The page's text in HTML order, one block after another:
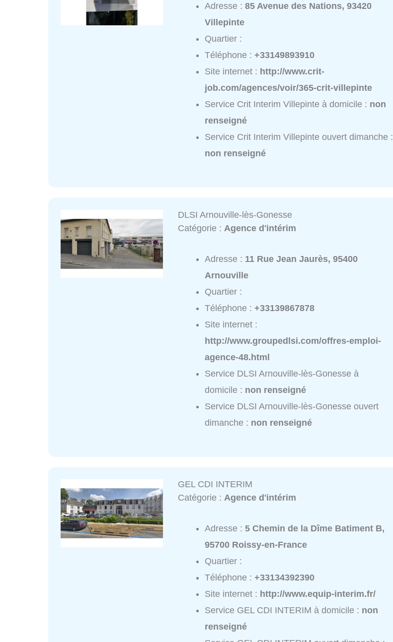
Adresse :85 Avenue des Nations, 93420
Villepinte
Quartier :
Téléphone :+33149893910
Site internet : http://www.crit-
job.com/agences/voir/365-crit-villepinte
Service Crit Interim Villepinte à domicile : non
renseigné
Service Crit Interim Villepinte ouvert dimanche :
non renseigné
DLSI Arnouville-lès-Gonesse
Catégorie : Agence d'intérim
Adresse : 11 Rue Jean Jaurès, 95400
Arnouville
Quartier :
Téléphone :+33139867878
Site internet :
http://www.groupedlsi.com/offres-emploi-
agence-48.html
Service DLSI Arnouville-lès-Gonesse à
domicile : non renseigné
Service DLSI Arnouville-lès-Gonesse ouvert
dimanche : non renseigné
GEL CDI INTERIM
Catégorie : Agence d'intérim
Adresse :5 Chemin de la Dîme Batiment B,
95700 Roissy-en-France
Quartier :
Téléphone :+33134392390
Site internet : http://www.equip-interim.fr/
Service GEL CDI INTERIM à domicile : non
renseigné